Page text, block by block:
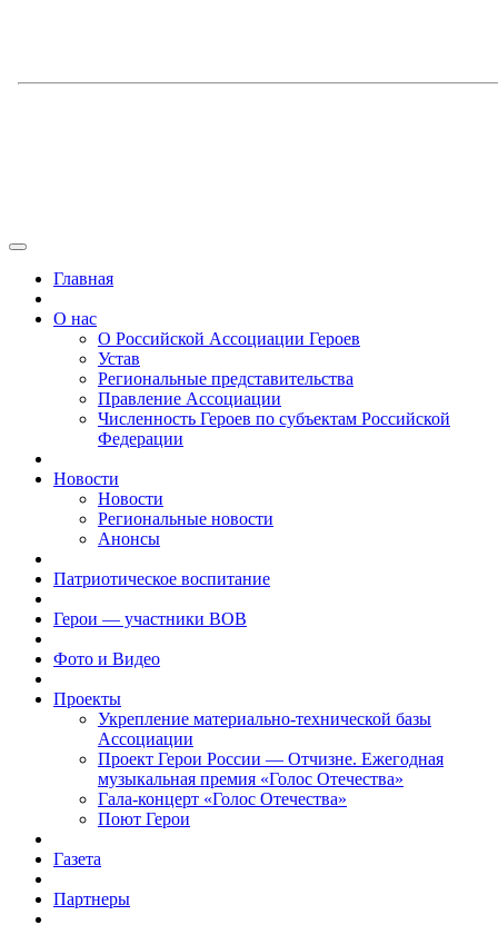
Главная
О нас
О Российской Ассоциации Героев
Устав
Региональные представительства
Правление Ассоциации
Численность Героев по субъектам Российской
Федерации
Новости
Новости
Региональные новости
Анонсы
Патриотическое воспитание
Герои — участники ВОВ
Фото и Видео
Проекты
Укрепление материально-технической базы
Ассоциации
Проект Герои России — Отчизне. Ежегодная
музыкальная премия «Голос Отечества»
Гала-концерт «Голос Отечества»
Поют Герои
Газета
Партнеры